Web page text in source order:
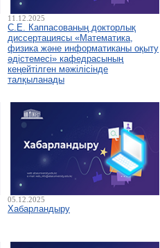
11.12.2025
С.Е. Каппасованың докторлық
диссертациясы «Математика,
физика және информатиканы оқыту
әдістемесі» кафедрасының
кеңейтілген мәжілісінде
талқыланады
05.12.2025
Хабарландыру